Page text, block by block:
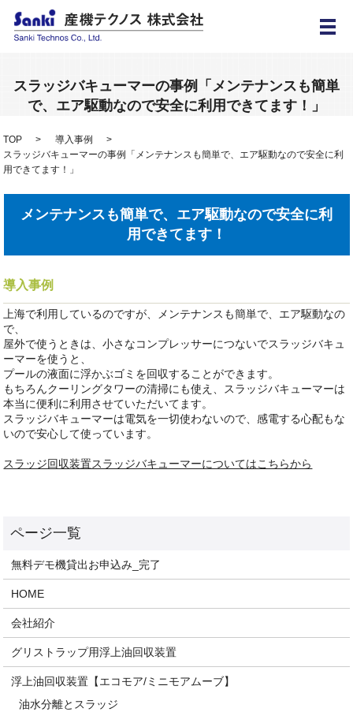
メ
スラッジバキューマーの事例「メンテナンスも簡単
で、エア駆動なので安全に利用できてます！」
TOP
導入事例
スラッジバキューマーの事例「メンテナンスも簡単で、エア駆動なので安全に利
用できてます！」
メンテナンスも簡単で、エア駆動なので安全に利
用できてます！
導入事例
上海で利用しているのですが、メンテナンスも簡単で、エア駆動なの
で、
屋外で使うときは、小さなコンプレッサーにつないでスラッジバキュ
ーマーを使うと、
プールの液面に浮かぶゴミを回収することができます。
もちろんクーリングタワーの清掃にも使え、スラッジバキューマーは
本当に便利に利用させていただいてます。
スラッジバキューマーは電気を一切使わないので、感電する心配もな
いので安心して使っています。
スラッジ回収装置スラッジバキューマーについてはこちらから
無料デモ機貸出お申込み_完了
HOME
会社紹介
グリストラップ用浮上油回収装置
浮上油回収装置【エコモア/ミニモアムーブ】
油水分離とスラッジ